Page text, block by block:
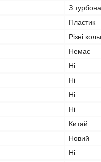
З
Пластик
Різні
Немає
Ні
Ні
Ні
Ні
Китай
Новий
Ні